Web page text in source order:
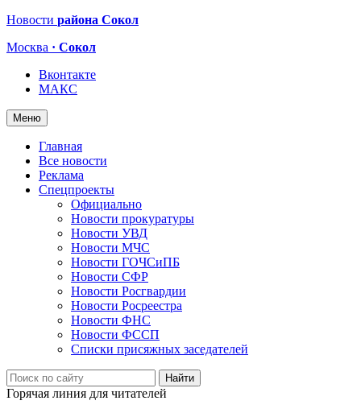
Новости района Сокол
Москва · Сокол
Вконтакте
МАКС
Меню
Главная
Все новости
Реклама
Спецпроекты
Официально
Новости прокуратуры
Новости УВД
Новости МЧС
Новости ГОЧСиПБ
Новости СФР
Новости Росгвардии
Новости Росреестра
Новости ФНС
Новости ФССП
Списки присяжных заседателей
Горячая линия для читателей